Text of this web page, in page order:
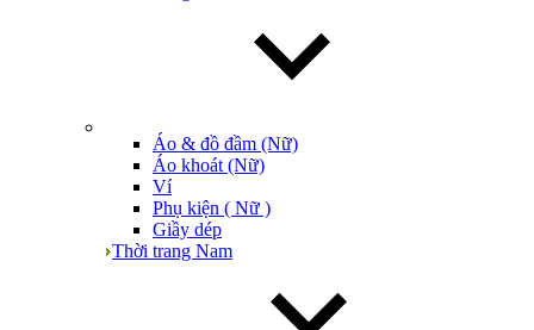
Áo & đồ đầm (Nữ)
Áo khoát (Nữ)
Ví
Phụ kiện ( Nữ )
Giầy dép
Thời trang Nam